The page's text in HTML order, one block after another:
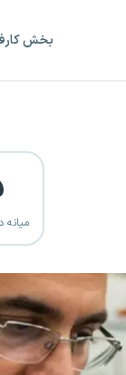
بخش
میانه